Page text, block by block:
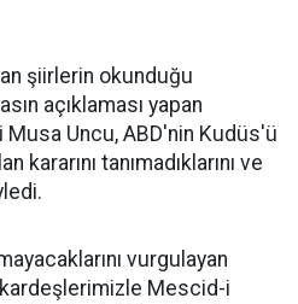
şiirlerin okunduğu
açıklaması yapan
Uncu, ABD'nin Kudüs'ü
tanımadıklarını ve
vurgulayan
Mescid-i